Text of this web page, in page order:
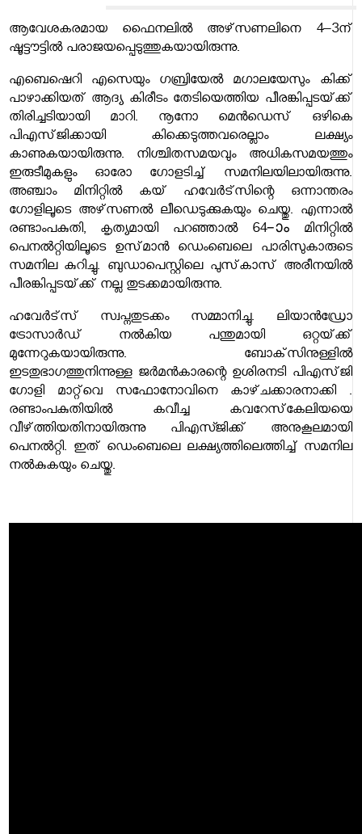
ആവേശകരമായ ഫൈനലിൽ അഴ്‌സണലിനെ 4–3ന്‌
ഷൂട്ട‍ൗട്ടിൽ പരാജയപ്പെടുത്തുകയായിരുന്നു.
എബെഷെറി എസെയും ഗബ്രിയേൽ മഗാലയേസും കിക്ക്‌
പാഴാക്കിയത്‌ ആദ്യ കിരീടം തേടിയെത്തിയ പീരങ്കിപ്പടയ്‌ക്ക്‌
തിരിച്ചടിയായി മാറി. നൂനോ മെൻഡെസ്‌ ഒഴികെ
പിഎസ്‌ജിക്കായി കിക്കെടുത്തവരെല്ലാം ലക്ഷ്യം
കാണുകയായിരുന്നു. നിശ്ചിതസമയവും അധികസമയത്തും
ഇരുടീമുകളും ഓരോ ഗോളടിച്ച്‌ സമനിലയിലായിരുന്നു.
അഞ്ചാം മിനിറ്റിൽ കയ്‌ ഹവേർട്‌സിന്റെ ഒന്നാന്തരം
ഗോളിലൂടെ അഴ്‌സണൽ ലീഡെടുക്കുകയും ചെയ്തു. എന്നാൽ
രണ്ടാംപകുതി, കൃത്യമായി പറഞ്ഞാൽ 64–ാം മിനിറ്റിൽ
പെനൽറ്റിയിലൂടെ ഉസ്‌മാൻ ഡെംബെലെ പാരിസുകാരുടെ
സമനില കുറിച്ചു. ബുഡാപെസ്റ്റിലെ പുസ്‌കാസ്‌ അരീനയിൽ
പീരങ്കിപ്പടയ്‌ക്ക്‌ നല്ല തുടക്കമായിരുന്നു.
ഹവേർട്‌സ്‌ സ്വപ്നതുടക്കം സമ്മാനിച്ചു. ലിയാൻഡ്രോ
ട്രോസാർഡ്‌ നൽകിയ പന്തുമായി ഒറ്റയ്‌ക്ക്‌
മുന്നേറുകയായിരുന്നു. ബോക്‌സിനുള്ളിൽ
ഇടതുഭാഗത്തുനിന്നുള്ള ജർമൻകാരന്റെ ഉശിരനടി പിഎസ്‌ജി
ഗോളി മാറ്റ്‌വെ സഫോനോവിനെ കാഴ്‌ചക്കാരനാക്കി .
രണ്ടാംപകുതിയിൽ കവീച്ച കവറേസ്‌കേലിയയെ
വീഴ്‌ത്തിയതിനായിരുന്നു പിഎസ്ജിക്ക് അനുകൂലമായി
പെനൽറ്റി. ഇത്‌ ഡെംബെലെ ലക്ഷ്യത്തിലെത്തിച്ച് സമനില
നൽകുകയും ചെയ്തു.